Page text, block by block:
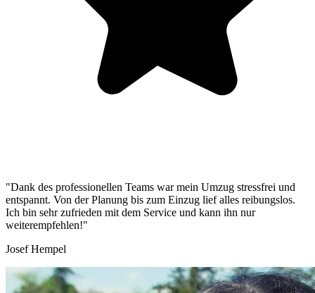
"Dank des professionellen Teams war mein Umzug stressfrei und
entspannt. Von der Planung bis zum Einzug lief alles reibungslos.
Ich bin sehr zufrieden mit dem Service und kann ihn nur
weiterempfehlen!"
Josef Hempel